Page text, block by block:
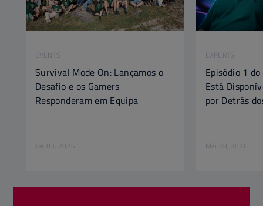
EVENTS
Survival Mode On: Lançamos o
Desafio e os Gamers
Responderam em Equipa
Jun 03, 2026
EXPERTS
Episódio 1
Está
por Detrás
Mai 28, 2026